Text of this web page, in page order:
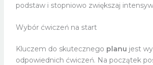
podstaw i stopniowo zwiększaj
Wybór ćwiczeń na start
Kluczem do skutecznego planu jest
odpowiednich ćwiczeń. Na początek